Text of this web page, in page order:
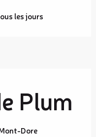
les jours
Plum
Dore